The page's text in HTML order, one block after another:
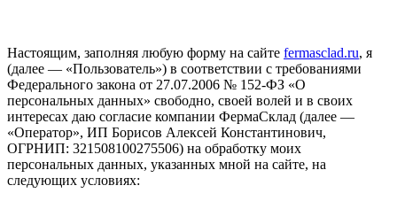
Настоящим, заполняя любую форму на сайте fermasclad.ru, я
(далее — «Пользователь») в соответствии с требованиями
Федерального закона от 27.07.2006 № 152-ФЗ «О
персональных данных» свободно, своей волей и в своих
интересах даю согласие компании ФермаСклад (далее —
«Оператор», ИП Борисов Алексей Константинович,
ОГРНИП: 321508100275506) на обработку моих
персональных данных, указанных мной на сайте, на
следующих условиях: